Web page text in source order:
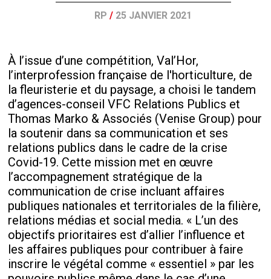
RP / 25 JANVIER 2021
À l’issue d’une compétition, Val’Hor,
l’interprofession française de l'horticulture, de
la fleuristerie et du paysage, a choisi le tandem
d’agences-conseil VFC Relations Publics et
Thomas Marko & Associés (Venise Group) pour
la soutenir dans sa communication et ses
relations publics dans le cadre de la crise
Covid-19. Cette mission met en œuvre
l’accompagnement stratégique de la
communication de crise incluant affaires
publiques nationales et territoriales de la filière,
relations médias et social media. « L’un des
objectifs prioritaires est d’allier l’influence et
les affaires publiques pour contribuer à faire
inscrire le végétal comme « essentiel » par les